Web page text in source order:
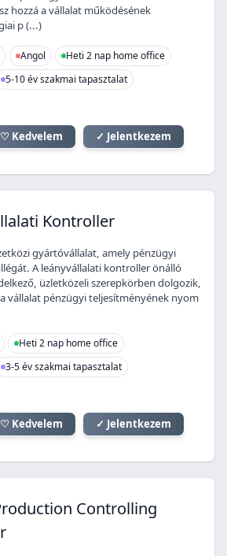
hozzá a vállalat működésének
p (...)
Angol
Heti 2 nap home office
5-10 év szakmai tapasztalat
♡ Kedvelem ✓ Jelentkezem
Kontroller
gyártóvállalat, amely pénzügyi
A leányvállalati kontroller önálló
üzletközeli szerepkörben dolgozik,
vállalat pénzügyi teljesítményének nyom
Heti 2 nap home office
3-5 év szakmai tapasztalat
♡ Kedvelem ✓ Jelentkezem
Controlling